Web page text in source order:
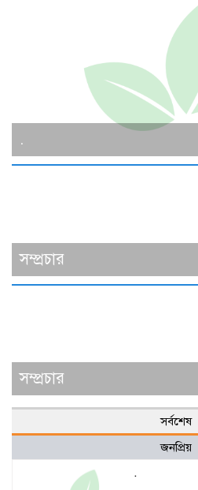
.
সম্প্রচার
সম্প্রচার
সর্বশেষ
জনপ্রিয়
.